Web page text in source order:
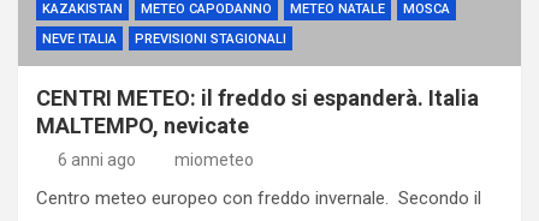
KAZAKISTAN
METEO CAPODANNO METEO NATALE
MOSCA
NEVE ITALIA
PREVISIONI STAGIONALI
CENTRI METEO: il freddo si espanderà. Italia
MALTEMPO, nevicate
6 anni ago miometeo
Centro meteo europeo con freddo invernale. Secondo il